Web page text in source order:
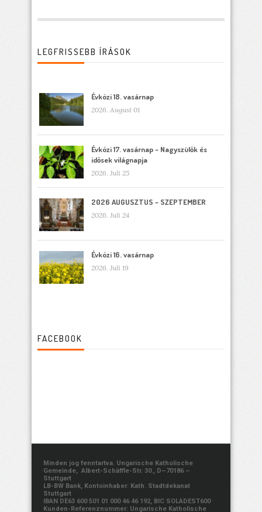
LEGFRISSEBB ÍRÁSOK
Évközi 18. vasárnap
2026. August 01
Évközi 17. vasárnap – Nagyszülők és
idősek világnapja
2026. Juli 25
2026 AUGUSZTUS – SZEPTEMBER
2026. Juli 24
Évközi 16. vasárnap
2026. Juli 19
FACEBOOK
Minden jog fenntartva. Ungarische Katholische
Gemeinde, Albert-Schäffle-Str. 30., D–70186 –
Stuttgart
LB-BW Bank, Kontoinhaber: Kath. Stadtdekanat
Stuttgart
IBAN DE63 600 501 01 000 46 46 192, BIC SOLADEST600
Kunden-Referenznummer: Ungarische Katholische